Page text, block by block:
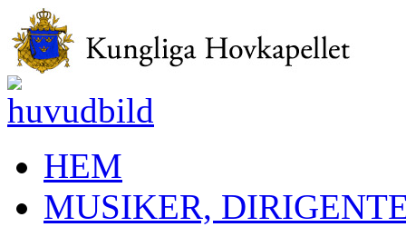
HEM
MUSIKER,